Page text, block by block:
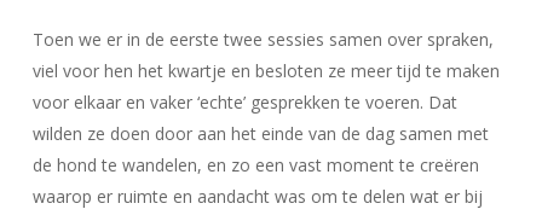
Toen we er in de eerste twee sessies samen over spraken,
viel voor hen het kwartje en besloten ze meer tijd te maken
voor elkaar en vaker ‘echte’ gesprekken te voeren. Dat
wilden ze doen door aan het einde van de dag samen met
de hond te wandelen, en zo een vast moment te creëren
waarop er ruimte en aandacht was om te delen wat er bij